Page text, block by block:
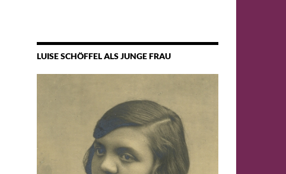
LUISE SCHÖFFEL ALS JUNGE FRAU